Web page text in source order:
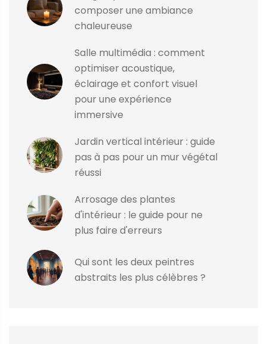
composer une ambiance
chaleureuse
Salle multimédia : comment
optimiser acoustique,
éclairage et confort visuel
pour une expérience
immersive
Jardin vertical intérieur : guide
pas à pas pour un mur végétal
réussi
Arrosage des plantes
d'intérieur : le guide pour ne
plus faire d'erreurs
Qui sont les deux peintres
abstraits les plus célèbres ?